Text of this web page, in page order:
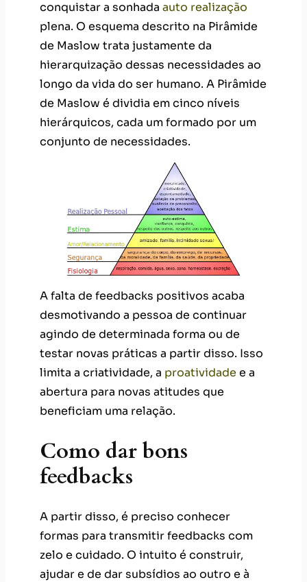
conquistar a sonhada auto realização
plena. O esquema descrito na Pirâmide
de Maslow trata justamente da
hierarquização dessas necessidades ao
longo da vida do ser humano. A Pirâmide
de Maslow é dividia em cinco níveis
hierárquicos, cada um formado por um
conjunto de necessidades.
A falta de feedbacks positivos acaba
desmotivando a pessoa de continuar
agindo de determinada forma ou de
testar novas práticas a partir disso. Isso
limita a criatividade, a proatividade e a
abertura para novas atitudes que
beneficiam uma relação.
Como dar bons
feedbacks
A partir disso, é preciso conhecer
formas para transmitir feedbacks com
zelo e cuidado. O intuito é construir,
ajudar e de dar subsídios ao outro e à